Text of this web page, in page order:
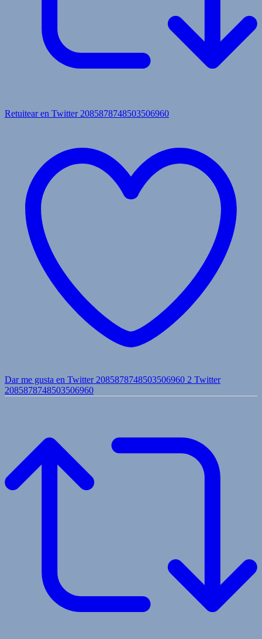
Retuitear en Twitter 2085878748503506960
Dar me gusta en Twitter 2085878748503506960 2 Twitter
2085878748503506960